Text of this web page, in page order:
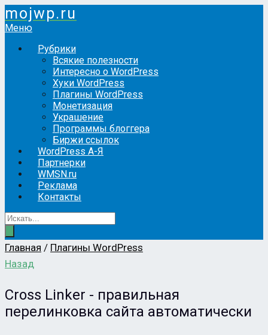
mojwp.ru
Меню
Рубрики
Всякие полезности
Интересно о WordPress
Хуки WordPress
Плагины WordPress
Монетизация
Украшение
Программы блоггера
Биржи ссылок
WordPress А-Я
Партнерки
WMSN.ru
Реклама
Контакты
Главная / Плагины WordPress
Назад
Cross Linker - правильная
перелинковка сайта автоматически